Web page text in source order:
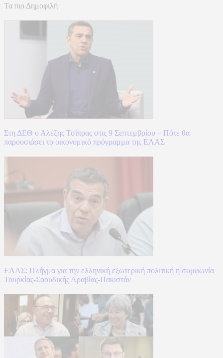
Τα πιο Δημοφιλή
Στη ΔΕΘ ο Αλέξης Τσίπρας στις 9 Σεπτεμβρίου – Πότε θα
παρουσιάσει το οικονομικό πρόγραμμα της ΕΛΑΣ
ΕΛΑΣ: Πλήγμα για την ελληνική εξωτερική πολιτική η συμφωνία
Τουρκίας-Σαουδικής Αραβίας-Πακιστάν